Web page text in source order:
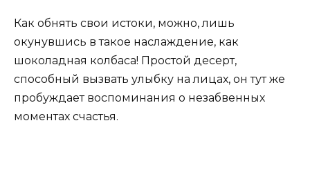
Как обнять свои истоки, можно, лишь
окунувшись в такое наслаждение, как
шоколадная колбаса! Простой десерт,
способный вызвать улыбку на лицах, он тут же
пробуждает воспоминания о незабвенных
моментах счастья.